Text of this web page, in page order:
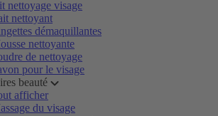
nettoyage visage
nettoyant
démaquillantes
nettoyante
de nettoyage
pour le visage
beauté
afficher
du visage